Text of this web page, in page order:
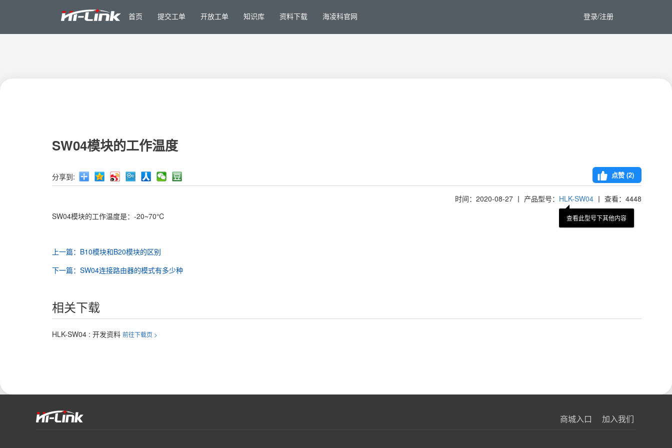
首页 提交工单 开放工单 知识库 资料下载 海凌科官网 登录/注册
SW04模块的工作温度
分享到: 点赞 (2)
时间：2020-08-27 丨 产品型号： HLK-SW04 丨 查看：4448
SW04模块的工作温度是：-20~70℃
上一篇：B10模块和B20模块的区别
下一篇：SW04连接路由器的模式有多少种
相关下载
HLK-SW04 : 开发资料 前往下载页 >
商城入口 加入我们
查看此型号下其他内容